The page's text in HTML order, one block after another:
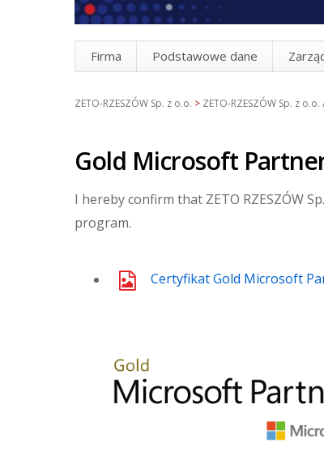
Firma Podstawowe dane
ZETO-RZESZÓW Sp. z o.o. > ZETO-RZESZÓW Sp. z
Gold Microsoft
I hereby confirm that ZETO RZESZÓW
program.
Certyfikat Gold Microsoft